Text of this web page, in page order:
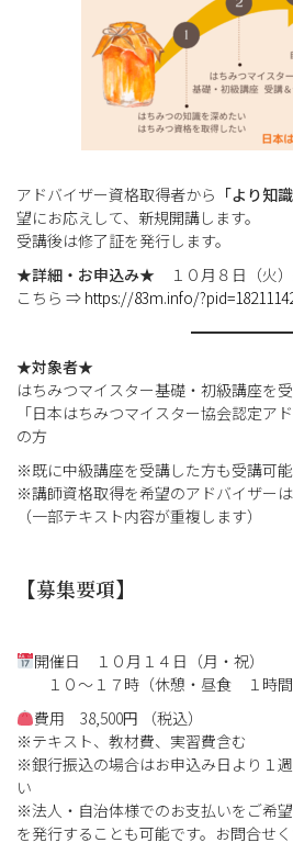
アドバイザー資格取得者から 「より知
望にお応えして、新規開講します。
受講後は修了証を発行します。
★詳細・お申込み★ １０月８日（火
こちら ⇒ https://83m.info/
★対象者★
はちみつマイスター基礎・初級講座を
「日本はちみつマイスター協会認定ア
の方
※既に中級講座を受講した方も受講可
※講師資格取得を希望のアドバイザー
（一部テキスト内容が重複します）
【募集要項】
開催日 １０月１４日（月・祝）
１０～１７時（休憩・昼食 １時間
費用 38,500円 （税込）
※テキスト、教材費、実習費含む
※銀行振込の場合はお申込み日より１
い
※法人・自治体様でのお支払いをご希
を発行することも可能です。お問合せく